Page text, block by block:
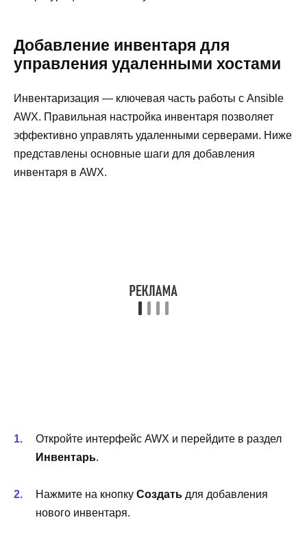
Добавление инвентаря для
управления удаленными хостами
Инвентаризация — ключевая часть работы с Ansible
AWX. Правильная настройка инвентаря позволяет
эффективно управлять удаленными серверами. Ниже
представлены основные шаги для добавления
инвентаря в AWX.
Откройте интерфейс AWX и перейдите в раздел
Инвентарь.
Нажмите на кнопку Создать для добавления
нового инвентаря.